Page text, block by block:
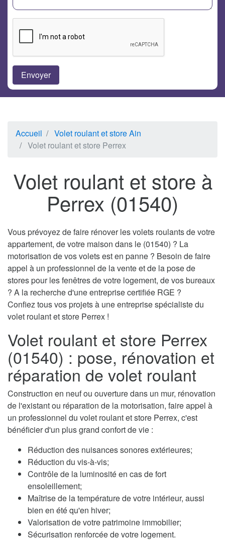
Accueil
Volet roulant et store Ain
Volet roulant et store Perrex
Volet roulant et store à
Perrex (01540)
Vous prévoyez de faire rénover les volets roulants de votre
appartement, de votre maison dans le (01540) ? La
motorisation de vos volets est en panne ? Besoin de faire
appel à un professionnel de la vente et de la pose de
stores pour les fenêtres de votre logement, de vos bureaux
? A la recherche d'une entreprise certifiée RGE ?
Confiez tous vos projets à une entreprise spécialiste du
volet roulant et store Perrex !
Volet roulant et store Perrex
(01540) : pose, rénovation et
réparation de volet roulant
Construction en neuf ou ouverture dans un mur, rénovation
de l'existant ou réparation de la motorisation, faire appel à
un professionnel du volet roulant et store Perrex, c'est
bénéficier d'un plus grand confort de vie :
Réduction des nuisances sonores extérieures;
Réduction du vis-à-vis;
Contrôle de la luminosité en cas de fort
ensoleillement;
Maîtrise de la température de votre intérieur, aussi
bien en été qu'en hiver;
Valorisation de votre patrimoine immobilier;
Sécurisation renforcée de votre logement.